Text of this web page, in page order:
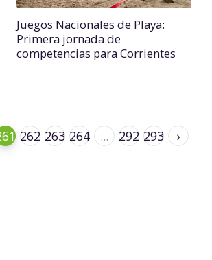
Juegos Nacionales de Playa:
Primera jornada de
competencias para Corrientes
262 263 264 ... 292 293 ›